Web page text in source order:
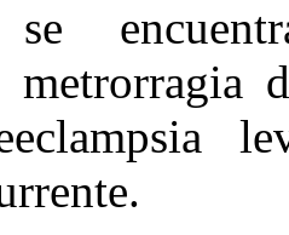
se
metrorragia